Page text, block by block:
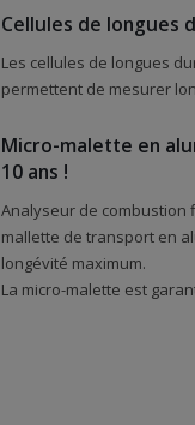
Cellules de longues
Les cellules de longues
permettent de mesurer
Micro-malette en
10 ans !
Analyseur de combustion
mallette de transport en
longévité maximum.
La micro-malette est